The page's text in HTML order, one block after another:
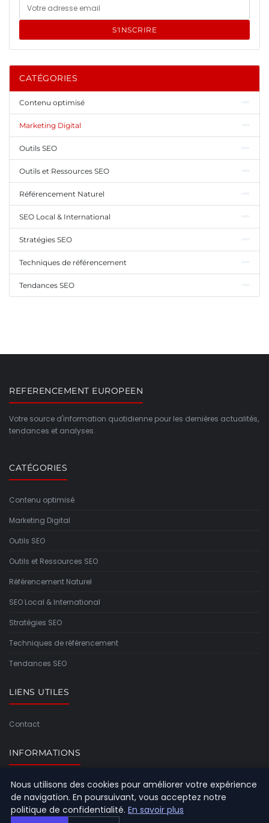
S'INSCRIRE
CATÉGORIES
Contenu optimisé
Marketing Digital
Outils SEO
Outils et Ressources SEO
Référencement Naturel
SEO Local & International
Stratégies SEO
Techniques de référencement
Tendances SEO
REFERENCEMENT EUROPEEN
Votre source d'information quotidienne pour les dernières actualités,
tendances et analyses.
CATÉGORIES
Contenu optimisé
Marketing Digital
Outils SEO
Outils et Ressources SEO
Référencement Naturel
SEO Local & International
Stratégies SEO
Techniques de référencement
Tendances SEO
LIENS UTILES
Contact
INFORMATIONS
Plan du site
Nous utilisons des cookies pour améliorer votre expérience
de navigation. En poursuivant, vous acceptez notre
politique de confidentialité. En savoir plus